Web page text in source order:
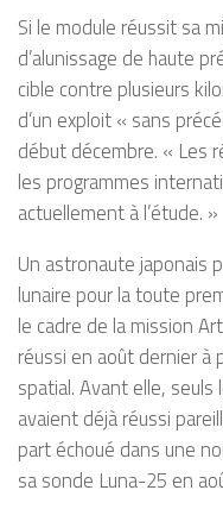
Si le module réussit sa
d’alunissage de haute
cible contre plusieurs
d’un exploit « sans
début décembre. « Les
les programmes
actuellement à l’étude. »
Un astronaute japonais
lunaire pour la toute
le cadre de la mission
réussi en août dernier à
spatial. Avant elle, seuls
avaient déjà réussi
part échoué dans une
sa sonde Luna-25 en